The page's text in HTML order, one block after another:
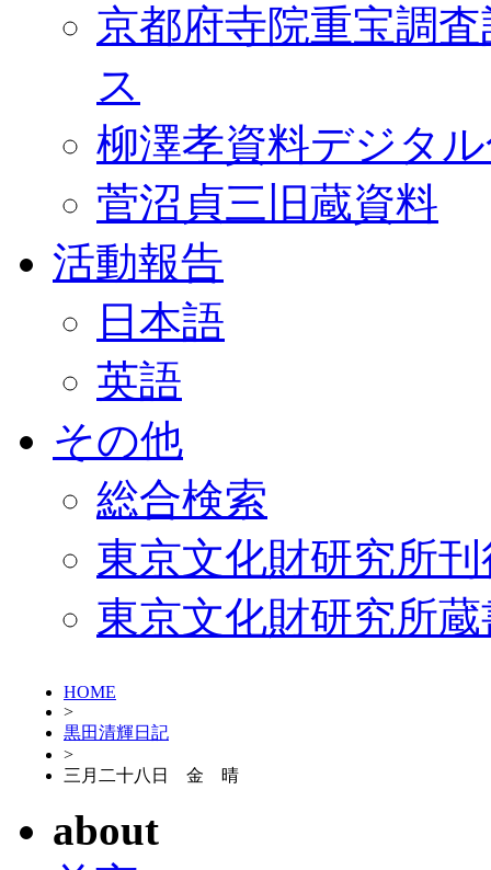
京都府寺院重宝調
ス
柳澤孝資料デジタ
菅沼貞三旧蔵資料
活動報告
日本語
英語
その他
総合検索
東京文化財研究所
東京文化財研究所
HOME
>
黒田清輝日記
>
三月二十八日 金 晴
about